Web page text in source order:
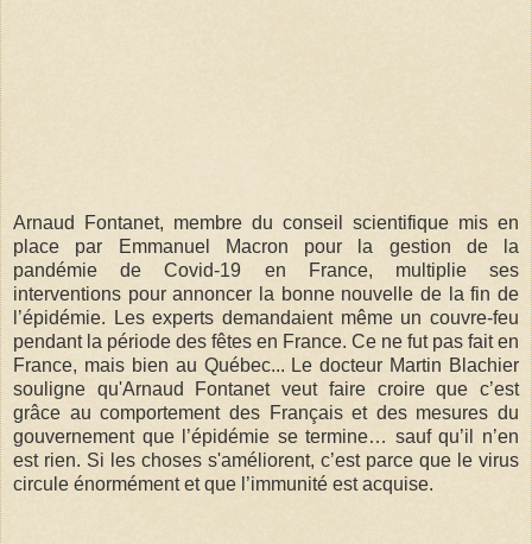
Arnaud Fontanet, membre du conseil scientifique mis en
place par Emmanuel Macron pour la gestion de la
pandémie de Covid-19 en France, multiplie ses
interventions pour annoncer la bonne nouvelle de la fin de
l’épidémie. Les experts demandaient même un couvre-feu
pendant la période des fêtes en France. Ce ne fut pas fait en
France, mais bien au Québec... Le docteur Martin Blachier
souligne qu'Arnaud Fontanet veut faire croire que c’est
grâce au comportement des Français et des mesures du
gouvernement que l’épidémie se termine… sauf qu’il n’en
est rien. Si les choses s'améliorent, c’est parce que le virus
circule énormément et que l’immunité est acquise.